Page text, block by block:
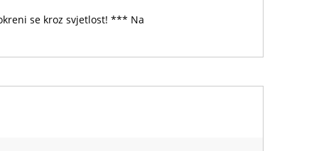
se kroz svjetlost! *** Na